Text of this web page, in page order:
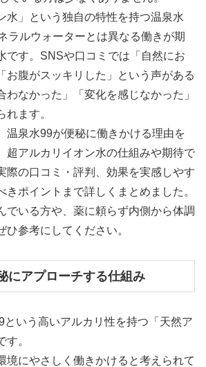
水」という独自の特性を持つ温泉水
ラルウォーターとは異なる働きが期
です。SNSや口コミでは「自然にお
お腹がスッキリした」という声がある
わなかった」「変化を感じなかった」
れます。
温泉水99が便秘に働きかける理由を
超アルカリイオン水の仕組みや期待で
際の口コミ・評判、効果を実感しやす
きポイントまで詳しくまとめました。
でいる方や、薬に頼らず内側から体調
ひ参考にしてください。
にアプローチする仕組み
という高いアルカリ性を持つ「天然ア
す。
境にやさしく働きかけると考えられて